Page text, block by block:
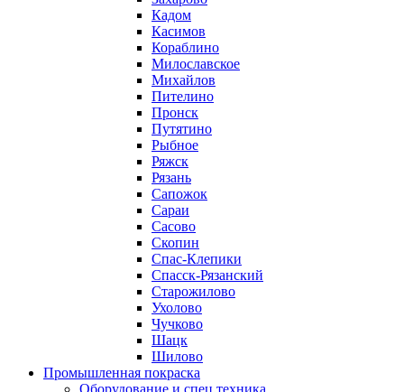
Кадом
Касимов
Кораблино
Милославское
Михайлов
Пителино
Пронск
Путятино
Рыбное
Ряжск
Рязань
Сапожок
Сараи
Сасово
Скопин
Спас-Клепики
Спасск-Рязанский
Старожилово
Ухолово
Чучково
Шацк
Шилово
Промышленная покраска
Оборудование и спец.техника